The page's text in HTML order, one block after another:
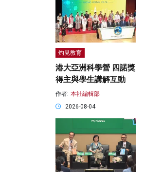
灼見教育
港大亞洲科學營 四諾獎
得主與學生講解互動
作者: 本社編輯部
2026-08-04